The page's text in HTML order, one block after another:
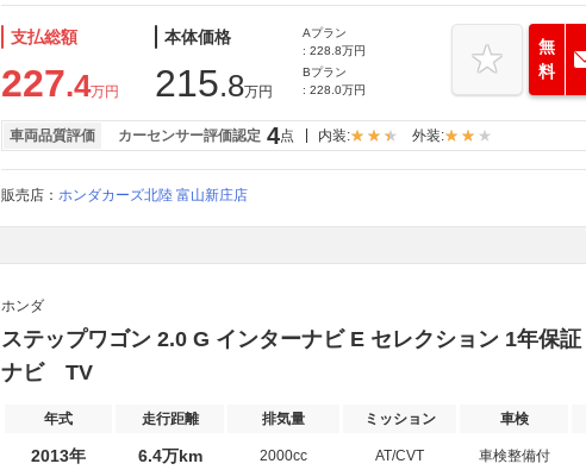
支払総額
227.4万円
本体価格
215.8万円
Aプラン
: 228.8万円
Bプラン
: 228.0万円
無
料
車両品質評価 カーセンサー評価認定 4点 内装: 外装:
販売店： ホンダカーズ北陸 富山新庄店
ホンダ
ステップワゴン 2.0 G インターナビ E セレクション 1年
ナビ TV
年式 走行距離 排気量 ミッション 車検
2013年 6.4万km 2000cc AT/CVT 車検整備付